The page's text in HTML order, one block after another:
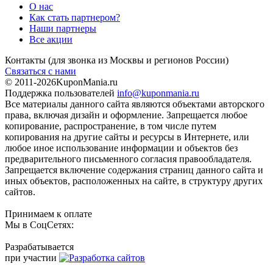
О нас
Как стать партнером?
Наши партнеры
Все акции
Контакты (для звонка из Москвы и регионов России)
Связаться с нами
© 2011-2026KuponMania.ru
Поддержка пользователей info@kuponmania.ru
Все материалы данного сайта являются объектами авторского
права, включая дизайн и оформление. Запрещается любое
копирование, распространение, в том числе путем
копирования на другие сайты и ресурсы в Интернете, или
любое иное использование информации и объектов без
предварительного письменного согласия правообладателя.
Запрещается включение содержания страниц данного сайта и
иных объектов, расположенных на сайте, в структуру других
сайтов.
Принимаем к оплате
Мы в СоцСетях:
Разрабатывается
при участии